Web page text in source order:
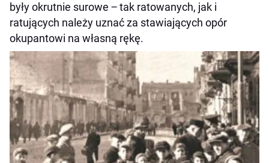
były okrutnie surowe ‒ tak ratowanych, jak i
ratujących należy uznać za stawiających opór
okupantowi na własną rękę.